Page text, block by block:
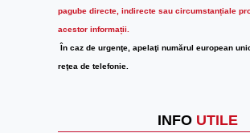
pagube directe, indirecte sau circumstanțiale
acestor informații.
În caz de urgenţe, apelaţi numărul european
reţea de telefonie.
INFO UTILE